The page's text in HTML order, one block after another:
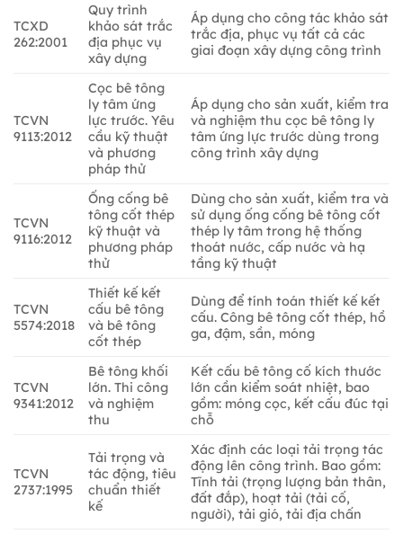
TCXD
262:2001
Quy trình
khảo sát trắc
địa phục vụ
xây dựng
Áp dụng cho công tác khảo sát
trắc địa, phục vụ tất cả các
giai đoạn xây dựng công trình
TCVN
9113:2012
Cọc bê tông
ly tâm ứng
lực trước. Yêu
cầu kỹ thuật
và phương
pháp thử
Áp dụng cho sản xuất, kiểm tra
và nghiệm thu cọc bê tông ly
tâm ứng lực trước dùng trong
công trình xây dựng
TCVN
9116:2012
Ống cống bê
tông cốt thép
kỹ thuật và
phương pháp
thử
Dùng cho sản xuất, kiểm tra và
sử dụng ống cống bê tông cốt
thép ly tâm trong hệ thống
thoát nước, cấp nước và hạ
tầng kỹ thuật
TCVN
5574:2018
Thiết kế kết
cấu bê tông
và bê tông
cốt thép
Dùng để tính toán thiết kế kết
cấu. Công bê tông cốt thép, hồ
ga, đậm, sần, móng
TCVN
9341:2012
Bê tông khối
lớn. Thi công
và nghiệm
thu
Kết cấu bê tông cố kích thước
lớn cần kiểm soát nhiệt, bao
gồm: móng cọc, kết cấu đúc tại
chỗ
TCVN
2737:1995
Tải trọng và
tác động, tiêu
chuẩn thiết
kế
Xác định các loại tải trọng tác
động lên công trình. Bao gồm:
Tĩnh tải (trọng lượng bản thân,
đất đắp), hoạt tải (tải cố,
người), tải gió, tải địa chấn